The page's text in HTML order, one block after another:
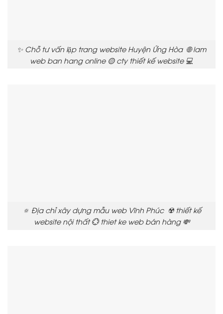
✨ Chỗ tư vấn lập trang website Huyện Ứng Hòa 🌐 lam
web ban hang online 🟡 cty thiết kế website 💻
🔅 Địa chỉ xây dựng mẫu web Vĩnh Phúc ☢️ thiết kế
website nội thất 💮 thiet ke web bán hàng 💸